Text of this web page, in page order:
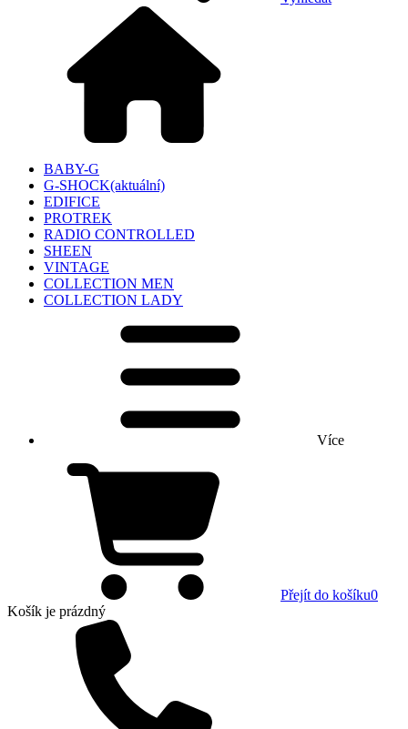
BABY-G
G-SHOCK(aktuální)
EDIFICE
PROTREK
RADIO CONTROLLED
SHEEN
VINTAGE
COLLECTION MEN
COLLECTION LADY
Více
Přejít do košíku0
Košík je prázdný